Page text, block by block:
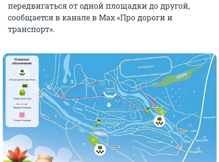
передвигаться от одной площадки до другой,
сообщается в канале в Max «Про дороги и
транспорт».